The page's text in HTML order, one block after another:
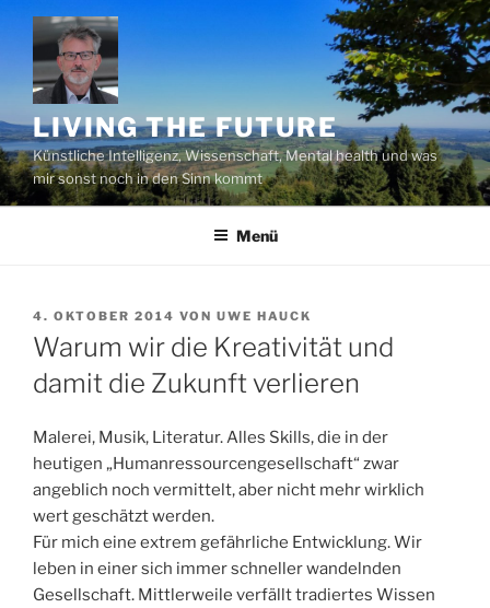
Zum
Inhalt
springen
LIVING THE FUTURE
Künstliche Intelligenz, Wissenschaft, Mental health und was
mir sonst noch in den Sinn kommt
Menü
VERÖFFENTLICHT
AM
4. OKTOBER 2014 VON UWE HAUCK
Warum wir die Kreativität und
damit die Zukunft verlieren
Malerei, Musik, Literatur. Alles Skills, die in der
heutigen „Humanressourcengesellschaft“ zwar
angeblich noch vermittelt, aber nicht mehr wirklich
wert geschätzt werden.
Für mich eine extrem gefährliche Entwicklung. Wir
leben in einer sich immer schneller wandelnden
Gesellschaft. Mittlerweile verfällt tradiertes Wissen